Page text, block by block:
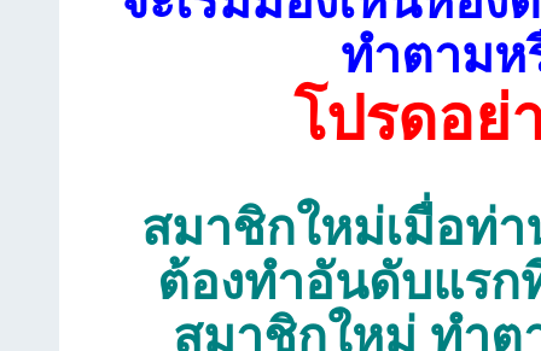
ทำตามห
โปรดอย่
สมาชิกใหม่เมื่อท่
ต้องทำอันดับแรก
สมาชิกใหม่ ทำ